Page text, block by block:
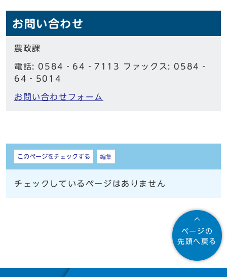
お問い合わせ
農政課
電話: 0584‐64‐7113 ファックス: 0584‐
64‐5014
お問い合わせフォーム
しおり
このページをチェックする 編集
チェックしているページはありません
ページの
先頭へ戻る